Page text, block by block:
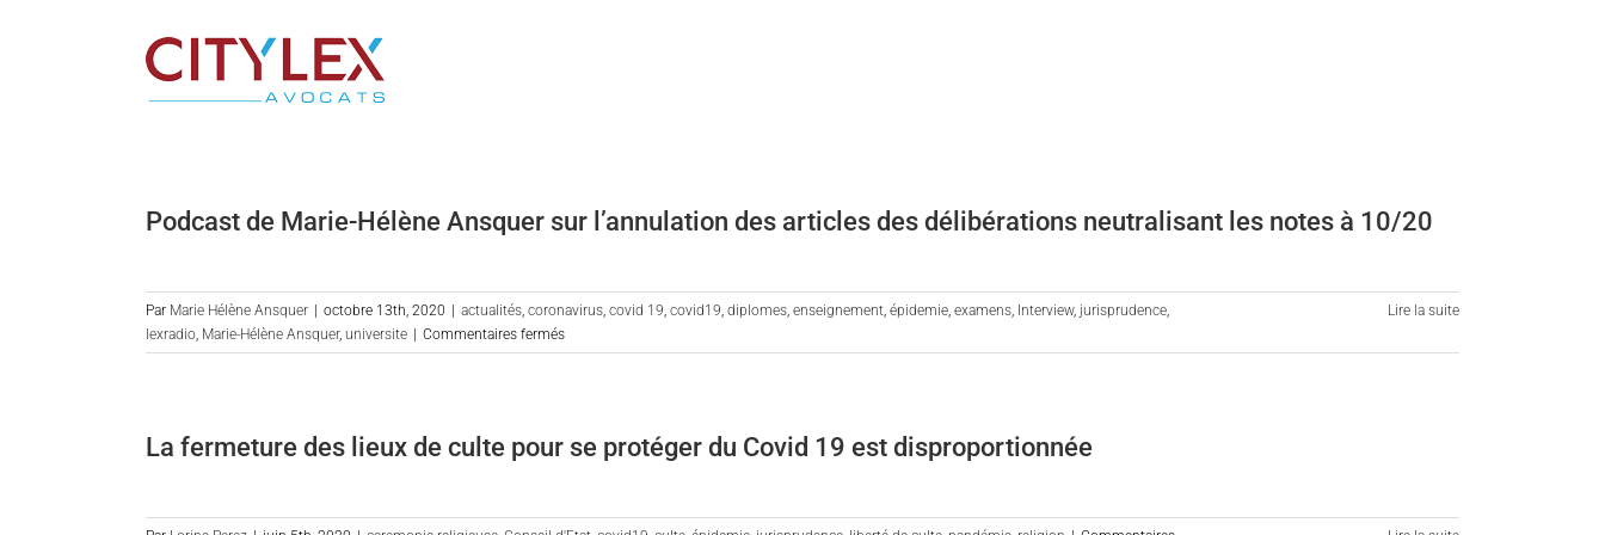
Podcast de Marie-Hélène Ansquer sur l’annulation des articles des délibérations neutralisant les notes à 10/20
Par Marie Hélène Ansquer octobre 13th, 2020 actualités, coronavirus, covid 19, covid19, diplomes, enseignement, épidemie, examens, Interview, jurisprudence,
lexradio, Marie-Hélène Ansquer, universite Commentaires ferméssur
Podcast
Ansquer
Lire la suite
La fermeture des lieux de culte pour se protéger du Covid 19 est disproportionnée